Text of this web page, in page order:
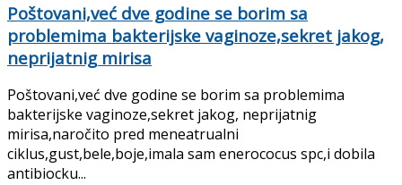
Poštovani,već dve godine se borim sa
problemima bakterijske vaginoze,sekret jakog,
neprijatnig mirisa
Poštovani,već dve godine se borim sa problemima
bakterijske vaginoze,sekret jakog, neprijatnig
mirisa,naročito pred meneatrualni
ciklus,gust,bele,boje,imala sam enerococus spc,i dobila
antibiocku...